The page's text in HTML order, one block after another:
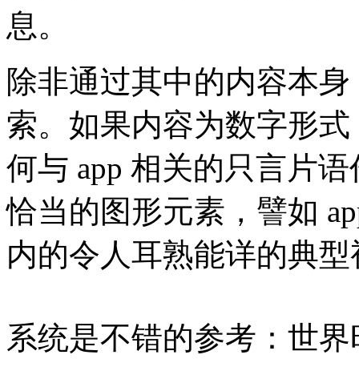
息。
除非通过其中的内容本
索。如果内容为数字形
何与 app 相关的只言片
恰当的图形元素，譬如
内的令人耳熟能详的典
系统是不错的参考：世